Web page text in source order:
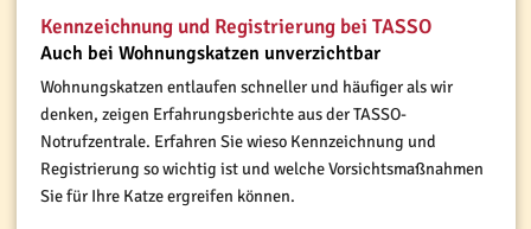
Kennzeichnung und Registrierung bei TASSO
Auch bei Wohnungskatzen unverzichtbar
Wohnungskatzen entlaufen schneller und häufiger als wir
denken, zeigen Erfahrungsberichte aus der TASSO-
Notrufzentrale. Erfahren Sie wieso Kennzeichnung und
Registrierung so wichtig ist und welche Vorsichtsmaßnahmen
Sie für Ihre Katze ergreifen können.